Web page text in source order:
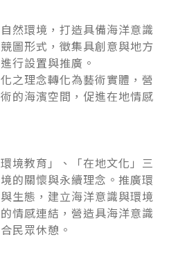
然環境，打造具備海洋意識
圖形式，徵集具創意與地方
行設置與推廣。
之理念轉化為藝術實體，營
的海濱空間，促進在地情感
境教育」、「在地文化」三
的關懷與永續理念。推廣環
生態，建立海洋意識與環境
情感連結，營造具海洋意識
民眾休憩。